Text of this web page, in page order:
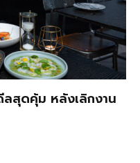
สุดคุ้ม หลังเลิกงาน